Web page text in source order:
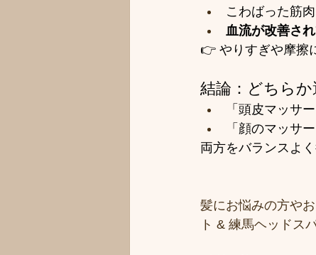
こわばった筋
血流が改善さ
👉 やりすぎや摩擦
結論：どちらか
「頭皮マッサ
「顔のマッサ
両方をバランスよ
髪にお悩みの方や
ト & 練馬ヘッドス